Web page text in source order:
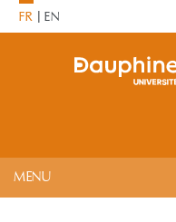
FR EN
MENU